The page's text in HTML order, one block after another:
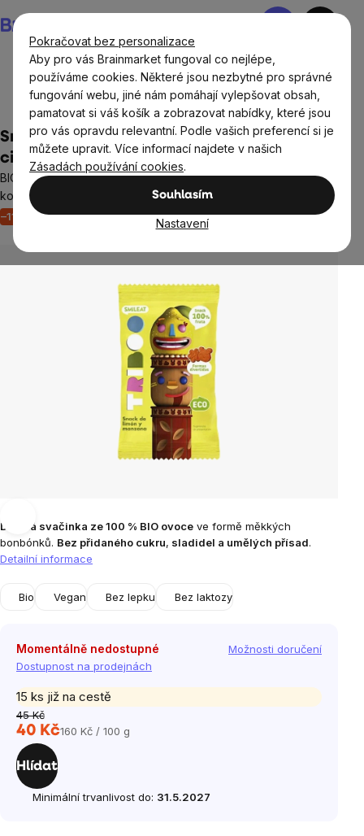
Pokračovat bez personalizace
Aby pro vás Brainmarket fungoval co nejlépe,
používáme cookies. Některé jsou nezbytné pro správné
fungování webu, jiné nám pomáhají vylepšovat obsah,
pamatovat si váš košík a zobrazovat nabídky, které jsou
pro vás opravdu relevantní. Podle vašich preferencí si je
můžete upravit. Více informací najdete v našich
Zásadách používání cookies.
Souhlasím
Nastavení
na
obsah
Nákupní
Děti Zdravá výživa a potraviny pro děti
Smileat ovocné měkké bonbónky, jablko a
citrón, 25 g
BIO ovocné bonbónky bez přidaného cukru, alergenů a
konzervantů
–11 % Akce
produktu
Neohodnoceno
Dětská svačinka ze 100 % BIO ovoce ve formě měkkých
bonbónků. Bez přidaného cukru, sladidel a umělých přísad.
Detailní informace
Bio Vegan Bez lepku Bez laktozy
Momentálně nedostupné
Dostupnost na prodejnách
Možnosti doručení
15 ks již na cestě
45 Kč
40 KčMěrná
160 Kč / 100 g
Hlídat
Minimální trvanlivost do: 31.5.2027